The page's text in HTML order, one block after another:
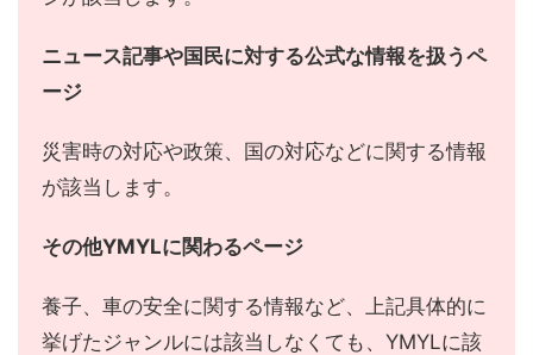
ニュース記事や国民に対する公式な情報を扱うペ
ージ
災害時の対応や政策、国の対応などに関する情報
が該当します。
その他YMYLに関わるページ
養子、車の安全に関する情報など、上記具体的に
挙げたジャンルには該当しなくても、YMYLに該